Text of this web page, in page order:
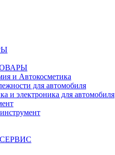
и Автокосметика
для автомобиля
и электроника для автомобиля